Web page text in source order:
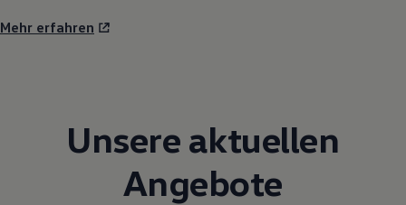
Mehr erfahren
Unsere aktuellen
Angebote